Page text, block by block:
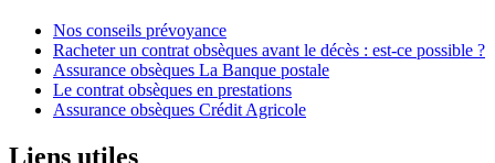
Nos conseils prévoyance
Racheter un contrat obsèques avant le décès : est-ce possible ?
Assurance obsèques La Banque postale
Le contrat obsèques en prestations
Assurance obsèques Crédit Agricole
Liens utiles